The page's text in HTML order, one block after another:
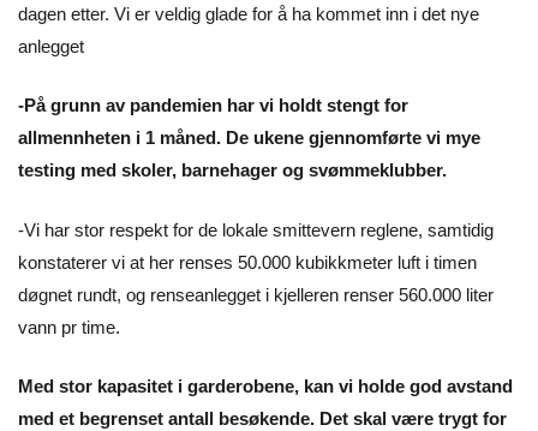
dagen etter. Vi er veldig glade for å ha kommet inn i det nye
anlegget
-På grunn av pandemien har vi holdt stengt for
allmennheten i 1 måned. De ukene gjennomførte vi mye
testing med skoler, barnehager og svømmeklubber.
-Vi har stor respekt for de lokale smittevern reglene, samtidig
konstaterer vi at her renses 50.000 kubikkmeter luft i timen
døgnet rundt, og renseanlegget i kjelleren renser 560.000 liter
vann pr time.
Med stor kapasitet i garderobene, kan vi holde god avstand
med et begrenset antall besøkende. Det skal være trygt for